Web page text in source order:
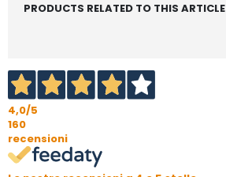
PRODUCTS RELATED TO THIS ARTICLE
4,0/5
160
recensioni